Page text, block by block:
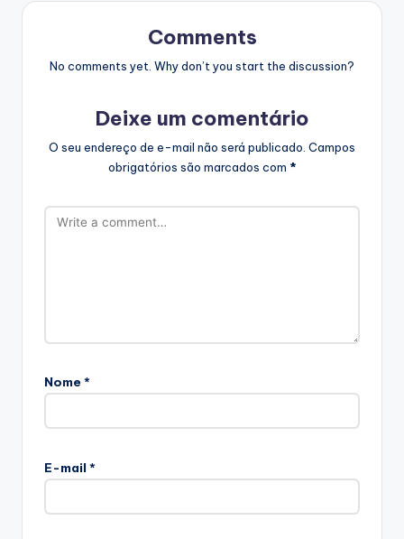
Comments
No comments yet. Why don’t you start the discussion?
Deixe um comentário
O seu endereço de e-mail não será publicado. Campos
obrigatórios são marcados com *
Nome *
E-mail *